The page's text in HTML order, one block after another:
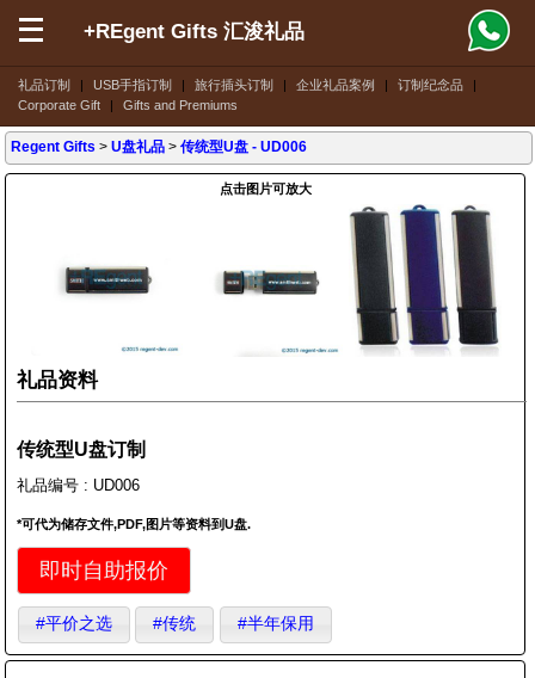
礼品订制 | USB手指订制 | 旅行插头订制 | 企业礼品案例 | 订制纪念品
|
Corporate Gift
| Gifts and Premiums
+REgent Gifts 汇浚礼品
Regent Gifts >U盘礼品 >传统型U盘 - UD006
点击图片可放大
礼品资料
传统型U盘订制
礼品编号 : UD006
*可代为储存文件,PDF,图片等资料到U盘.
即时自助报价
#平价之选 #传统 #半年保用